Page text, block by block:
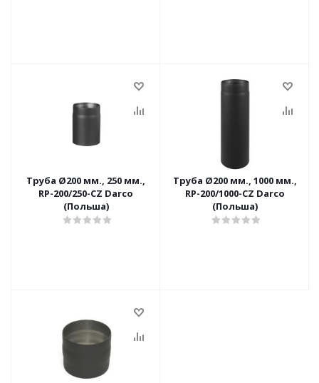
Труба Ø200 мм., 250 мм.,
RP-200/250-CZ Darco
(Польша)
Труба Ø200 мм., 1000 мм.,
RP-200/1000-CZ Darco
(Польша)